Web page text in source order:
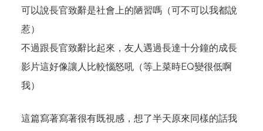
可以說長官致辭是社會上的陋習嗎（可不可以我都說
惹）
不過跟長官致辭比起來，友人遇過長達十分鐘的成長
影片這好像讓人比較惱怒吼（等上菜時EQ變很低啊
我）
這篇寫著寫著很有既視感，想了半天原來同樣的話我